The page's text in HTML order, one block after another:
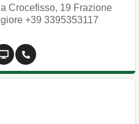
Crocefisso, 19 Frazione
+39 3395353117